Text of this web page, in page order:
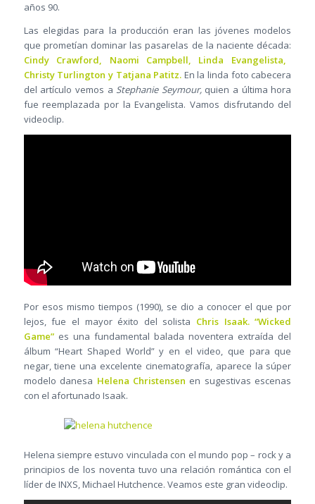
años 90.
Las elegidas para la producción eran las jóvenes modelos
que prometían dominar las pasarelas de la naciente década:
Cindy Crawford, Naomi Campbell, Linda Evangelista,
Christy Turlington y Tatjana Patitz. En la linda foto cabecera
del artículo vemos a Stephanie Seymour,quien a última hora
fue reemplazada por la Evangelista. Vamos disfrutando del
videoclip.
Por esos mismo tiempos (1990), se dio a conocer el que por
lejos, fue el mayor éxito del solista Chris Isaak. “Wicked
Game”es una fundamental balada noventera extraída del
álbum “Heart Shaped World” y en el video, que para que
negar, tiene una excelente cinematografía, aparece la súper
modelo danesa Helena Christensen en sugestivas escenas
con el afortunado Isaak.
Helena siempre estuvo vinculada con el mundo pop – rock y a
principios de los noventa tuvo una relación romántica con el
líder de INXS, Michael Hutchence. Veamos este gran videoclip.